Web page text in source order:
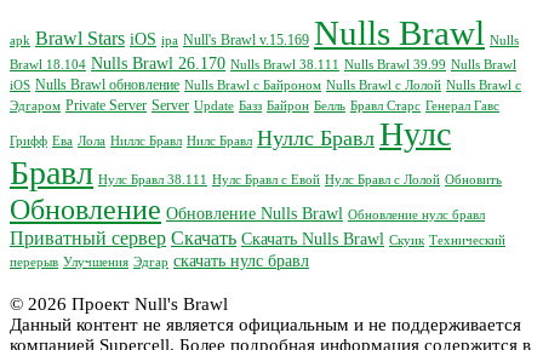
apk Brawl Stars iOS ipa Null's Brawl v.15.169 Nulls Brawl Nulls
Brawl 18.104 Nulls Brawl 26.170 Nulls Brawl 38.111 Nulls Brawl 39.99 Nulls Brawl
iOS Nulls Brawl обновление Nulls Brawl с Байроном Nulls Brawl с Лолой Nulls Brawl с
Эдгаром Private Server Server Update Базз Байрон Белль Бравл Старс Генерал Гавс
Грифф Ева Лола Ниллс Бравл Нилс Бравл Нуллс Бравл Нулс
Бравл Нулс Бравл 38.111 Нулс Бравл с Евой Нулс Бравл с Лолой Обновить
Обновление Обновление Nulls Brawl Обновление нулс бравл
Приватный сервер Скачать Скачать Nulls Brawl Скуик Технический
перерыв Улучшения Эдгар скачать нулс бравл
© 2026 Проект Null's Brawl
Данный контент не является официальным и не поддерживается
компанией Supercell. Более подробная информация содержится в